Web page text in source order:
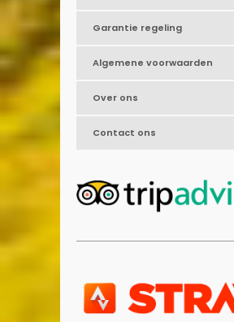
Garantie regeling
Algemene voorwaarden
Over ons
Contact ons